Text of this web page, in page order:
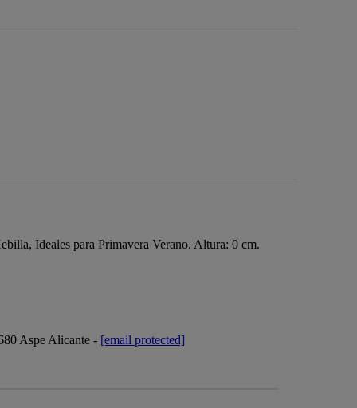
Ideales para Primavera Verano. Altura: 0 cm.
Aspe Alicante - [email protected]